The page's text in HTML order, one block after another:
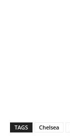
TAGS Chelsea